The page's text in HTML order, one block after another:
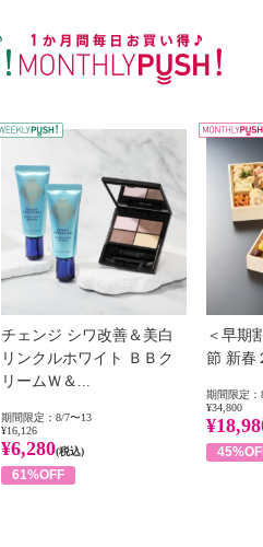
WEEKLY PUSH
チェンジ シワ改善＆美白
リンクルホワイト ＢＢク
リームＷ＆...
期間限定：8/7〜13
¥16,126
¥6,280(税込)
61%OFF
＜早期
節 新春
期間限定：
¥34,800